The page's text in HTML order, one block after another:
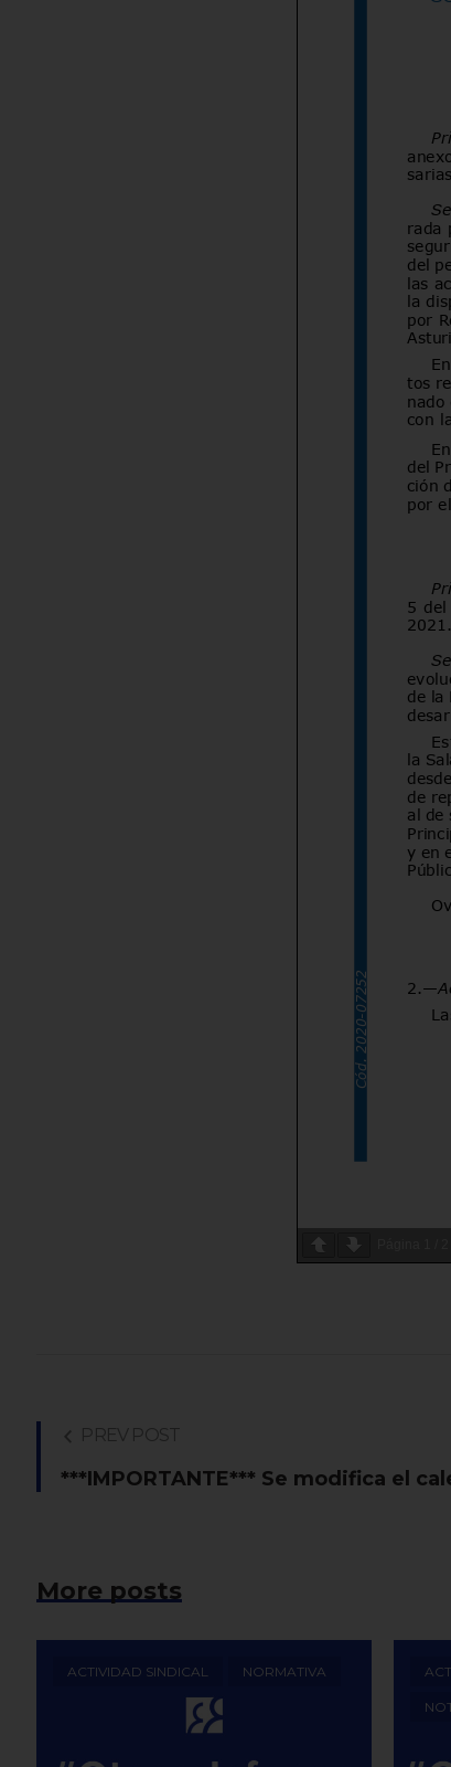
PREV POST
***IMPORTANTE*** Se modifica el
More posts
ACTIVIDAD SINDICAL NORMATIVA